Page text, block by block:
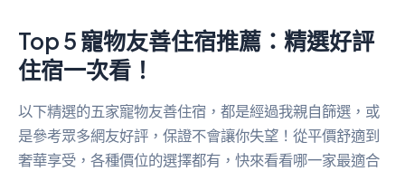
Top 5 寵物友善住宿推薦：精選好評
住宿一次看！
以下精選的五家寵物友善住宿，都是經過我親自篩選，或
是參考眾多網友好評，保證不會讓你失望！從平價舒適到
奢華享受，各種價位的選擇都有，快來看看哪一家最適合